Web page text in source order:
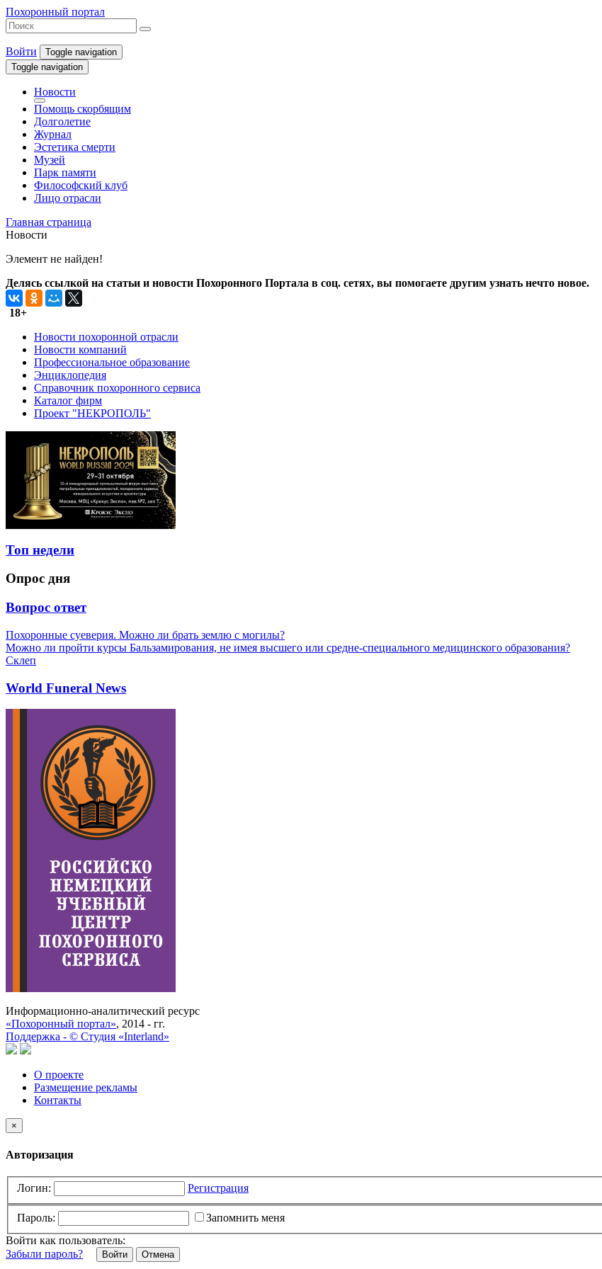
Похоронный портал
Войти
Toggle navigation
Toggle navigation
Новости
Помощь скорбящим
Долголетие
Журнал
Эстетика смерти
Музей
Парк памяти
Философский клуб
Лицо отрасли
Главная страница
Новости
Элемент не найден!
Делясь ссылкой на статьи и новости Похоронного Портала в соц. сетях, вы помогаете другим узнать нечто новое.
18+
Новости похоронной отрасли
Новости компаний
Профессиональное образование
Энциклопедия
Справочник похоронного сервиса
Каталог фирм
Проект "НЕКРОПОЛЬ"
Топ недели
Опрос дня
Вопрос ответ
Похоронные суеверия. Можно ли брать землю с могилы?
Можно ли пройти курсы Бальзамирования, не имея высшего или средне-специального медицинского образования?
Склеп
World Funeral News
Информационно-аналитический ресурс
«Похоронный портал», 2014 - гг.
Поддержка - © Cтудия «Interland»
О проекте
Размещение рекламы
Контакты
×
Авторизация
Логин: Регистрация
Пароль:
Запомнить меня
Войти как пользователь:
Забыли пароль?
Отмена